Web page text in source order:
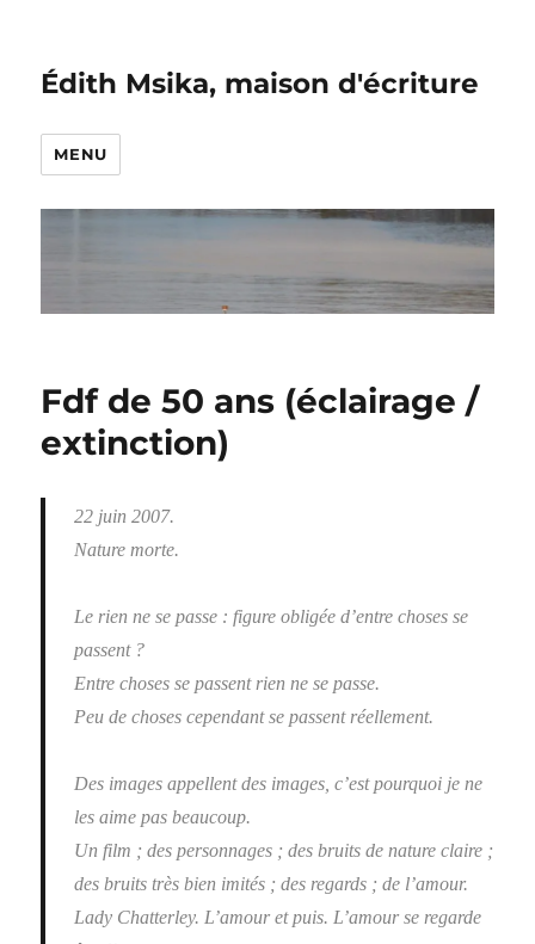
Édith Msika, maison d'écriture
MENU
Fdf de 50 ans (éclairage /
extinction)
22 juin 2007.
Nature morte.
Le rien ne se passe : figure obligée d’entre choses se
passent ?
Entre choses se passent rien ne se passe.
Peu de choses cependant se passent réellement.
Des images appellent des images, c’est pourquoi je ne
les aime pas beaucoup.
Un film ; des personnages ; des bruits de nature claire ;
des bruits très bien imités ; des regards ; de l’amour.
Lady Chatterley. L’amour et puis. L’amour se regarde